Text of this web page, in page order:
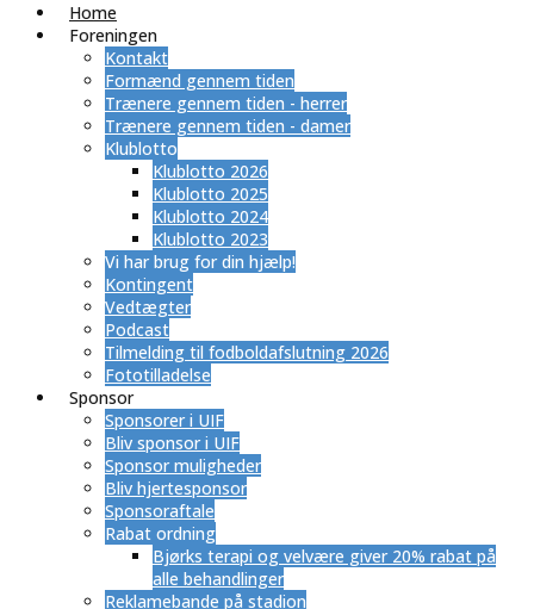
Home
Foreningen
Kontakt
Formænd gennem tiden
Trænere gennem tiden - herrer
Trænere gennem tiden - damer
Klublotto
Klublotto 2026
Klublotto 2025
Klublotto 2024
Klublotto 2023
Vi har brug for din hjælp!
Kontingent
Vedtægter
Podcast
Tilmelding til fodboldafslutning 2026
Fototilladelse
Sponsor
Sponsorer i UIF
Bliv sponsor i UIF
Sponsor muligheder
Bliv hjertesponsor
Sponsoraftale
Rabat ordning
​Bjørks terapi og velvære giver 20% rabat på
alle behandlinger
Reklamebande på stadion